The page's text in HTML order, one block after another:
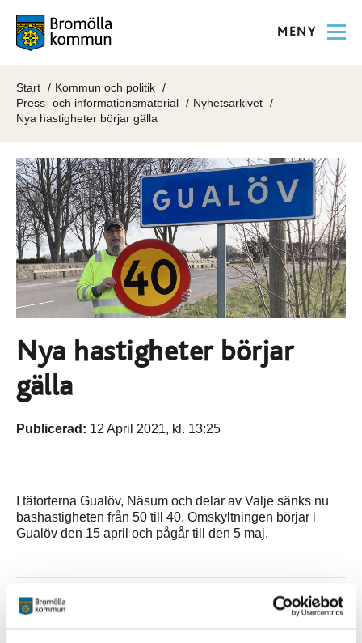
MENY
Start
Kommun och politik
Press- och informationsmaterial
Nyhetsarkivet
Nya hastigheter börjar gälla
Nya hastigheter börjar
gälla
Publicerad: 12 April 2021, kl. 13:25
I tätorterna Gualöv, Näsum och delar av Valje sänks nu
bashastigheten från 50 till 40. Omskyltningen börjar i
Gualöv den 15 april och pågår till den 5 maj.
Sidan senast uppdaterad: